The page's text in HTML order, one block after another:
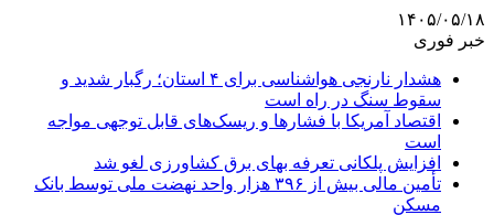
۱۴۰۵/۰۵/۱۸
خبر فوری
هشدار نارنجی هواشناسی برای ۴ استان؛ رگبار شدید و
سقوط سنگ در راه است
اقتصاد آمریکا با فشارها و ریسک‌های قابل توجهی مواجه
است
افزایش پلکانی تعرفه بهای برق کشاورزی لغو شد
تأمین مالی بیش از ۳۹۶ هزار واحد نهضت ملی توسط بانک
مسکن